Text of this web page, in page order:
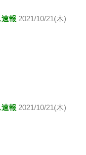
報 2021/10/21(木)
報 2021/10/21(木)